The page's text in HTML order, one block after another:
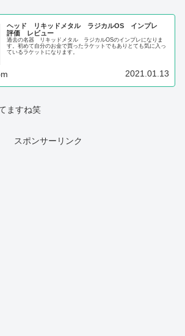
ヘッド リキッドメタル ラジカルOS インプレ
評価 レビュー
過去の名器 リキッドメタル ラジカルOSのインプレになりま
す。初めて自分のお金で買ったラケットでもありとても気に入っ
ているラケットになります。
2021.01.13
ますね笑
スポンサーリンク